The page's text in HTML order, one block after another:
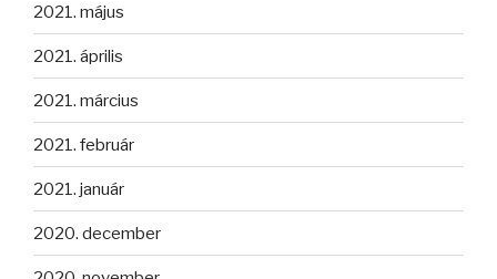
2021. május
2021. április
2021. március
2021. február
2021. január
2020. december